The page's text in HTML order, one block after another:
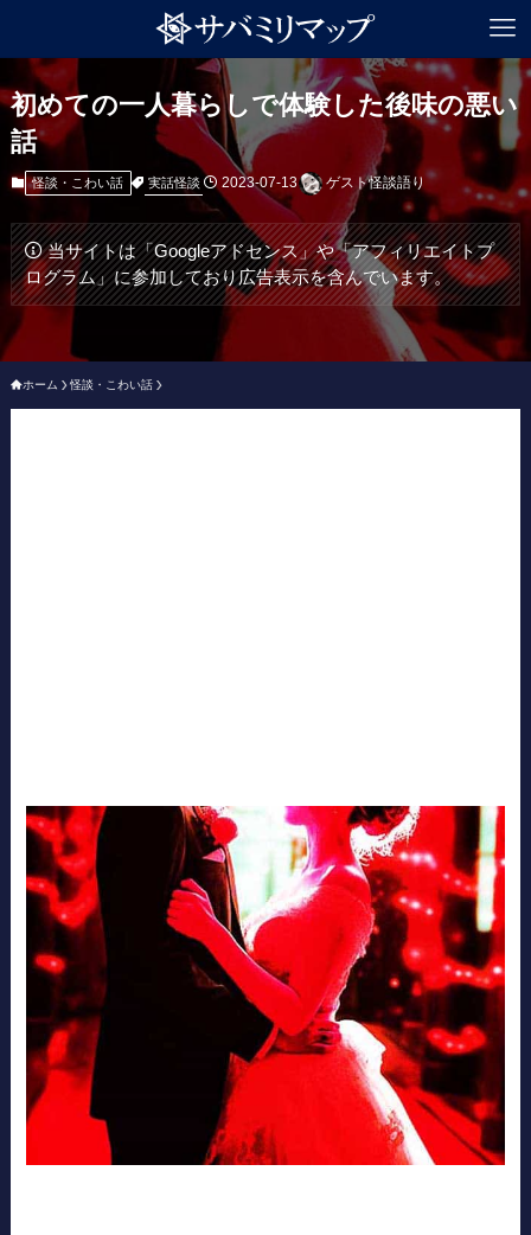
初めての一人暮らしで体験した後味の悪い
話
怪談・こわい話 実話怪談 2023-07-13 ゲスト怪談語り
当サイトは「Googleアドセンス」や「アフィリエイトプ
ログラム」に参加しており広告表示を含んでいます。
ホーム 怪談・こわい話